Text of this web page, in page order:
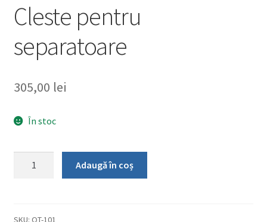
Cleste pentru
separatoare
305,00 lei
În stoc
Adaugă în coș
SKU: OT-101